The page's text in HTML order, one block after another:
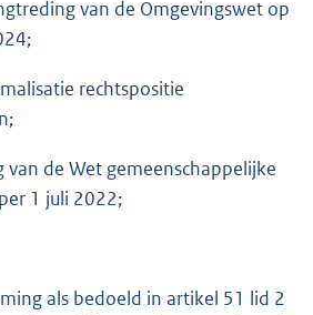
van de Omgevingswet op
rechtspositie
van de Wet gemeenschappelijke
1 juli 2022;
als bedoeld in artikel 51 lid 2